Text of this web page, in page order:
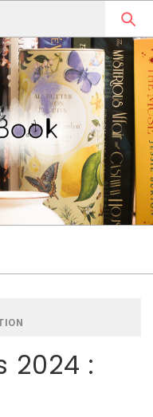
EN
AILLEURS
2024 :